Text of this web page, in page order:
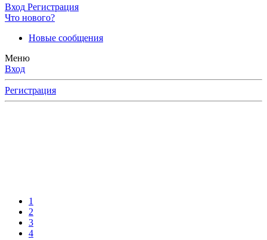
Вход Регистрация
Что нового?
Новые сообщения
Меню
Вход
Регистрация
1
2
3
4